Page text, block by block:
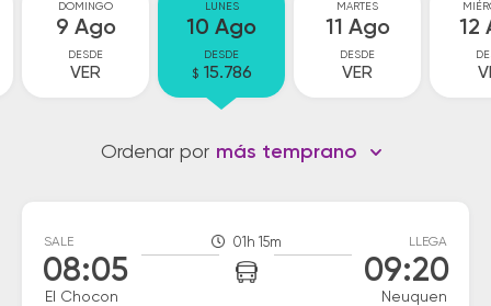
DOMINGO
9 Ago
DESDE
VER
LUNES
10 Ago
DESDE
$ 15.786
MARTES
11 Ago
DESDE
VER
12
Ordenar por más temprano
SALE
08:05
El Chocon
01h 15m LLEGA
09:20
Neuquen